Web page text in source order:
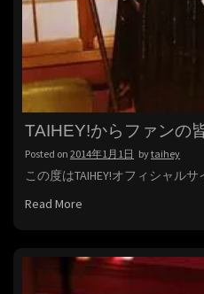
TAIHEY!からファンの
Posted on 2014年1月1日 bytaihey
この度はTAIHEY!オフィシャル
Read More